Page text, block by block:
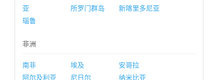
亚
所罗门群岛
新喀里多尼亚
瑙鲁
非洲
南非 埃及
安哥拉
阿尔及利亚
尼日尔
纳米比亚